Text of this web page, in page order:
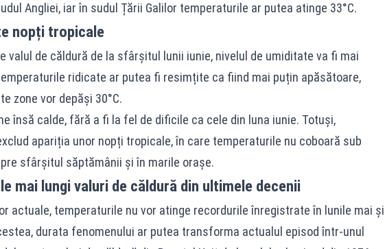
Angliei, iar în sudul Țării Galilor temperaturile ar putea atinge 33°C.
nopți tropicale
valul de căldură de la sfârșitul lunii iunie, nivelul de umiditate va fi mai
ridicate ar putea fi resimțite ca fiind mai puțin apăsătoare,
zone vor depăși 30°C.
însă calde, fără a fi la fel de dificile ca cele din luna iunie. Totuși,
apariția unor nopți tropicale, în care temperaturile nu coboară sub
sfârșitul săptămânii și în marile orașe.
mai lungi valuri de căldură din ultimele decenii
actuale, temperaturile nu vor atinge recordurile înregistrate în lunile mai și
durata fenomenului ar putea transforma actualul episod într-unul